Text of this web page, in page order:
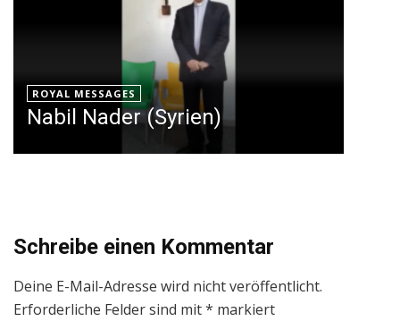
ROYAL MESSAGES
Nabil Nader (Syrien)
Schreibe einen Kommentar
Deine E-Mail-Adresse wird nicht veröffentlicht.
Erforderliche Felder sind mit* markiert